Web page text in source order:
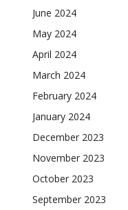
June 2024
May 2024
April 2024
March 2024
February 2024
January 2024
December 2023
November 2023
October 2023
September 2023